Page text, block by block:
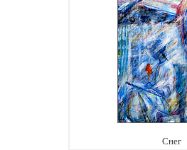
Снег